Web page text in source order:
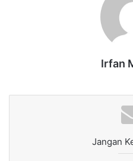
Irfan
Jangan